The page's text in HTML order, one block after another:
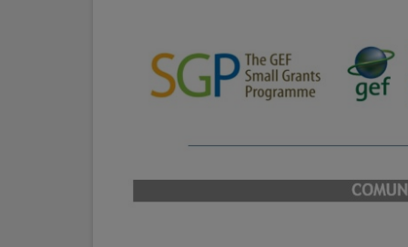
Deținători